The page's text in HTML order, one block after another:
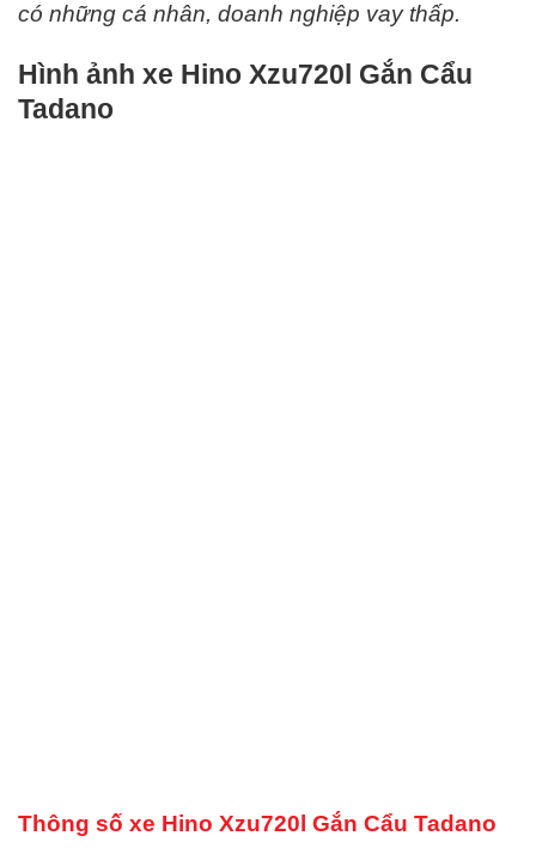
có những cá nhân, doanh nghiệp vay thấp.
Hình ảnh xe Hino Xzu720l Gắn Cẩu
Tadano
Thông số xe Hino Xzu720l Gắn Cẩu Tadano